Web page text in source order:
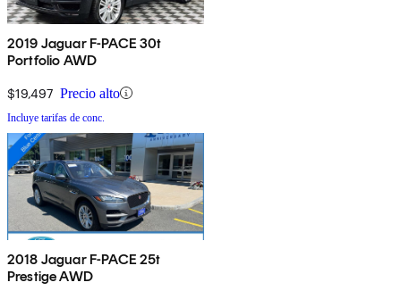
2019 Jaguar F-PACE 30t
Portfolio AWD
$19,497 Precio alto
Incluye tarifas de conc.
2018 Jaguar F-PACE 25t
Prestige AWD